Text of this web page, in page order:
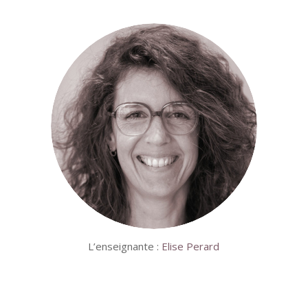
L’enseignante : Elise Perard